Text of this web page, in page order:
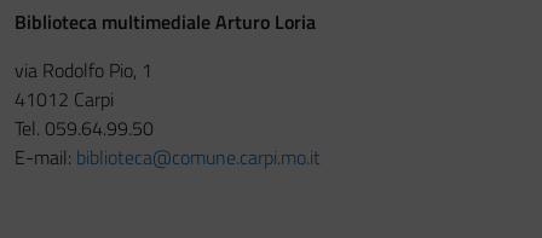
Festa del Racconto
IL CASTELLO DEI RAGAZZI
Biblioteca multimediale Arturo Loria
via Rodolfo Pio, 1
41012 Carpi
Tel. 059.64.99.50
E-mail: biblioteca@comune.carpi.mo.it